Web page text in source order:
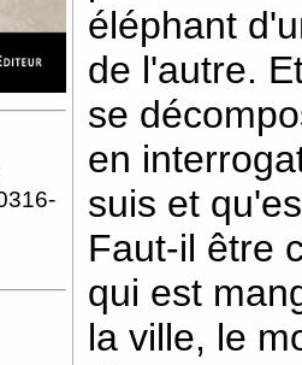
éléphant
de l'autre.
se
en
suis et
Faut-il être
qui est
la ville, le